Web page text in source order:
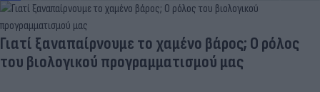
Γιατί ξαναπαίρνουμε το χαμένο βάρος; Ο ρόλος
του βιολογικού προγραμματισμού μας